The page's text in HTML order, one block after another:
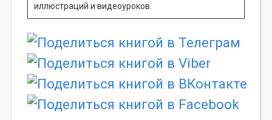
иллюстраций и видеоуроков.